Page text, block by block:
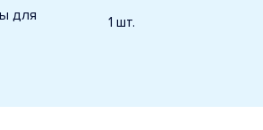
для
1 шт.